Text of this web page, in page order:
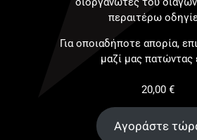
περαιτέρω
Για οποιαδήποτε απορία,
μαζί μας πατώντας
20,00 €
Αγοράστε